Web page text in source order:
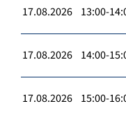
17.08.2026 13:00-
17.08.2026 14:00-
17.08.2026 15:00-